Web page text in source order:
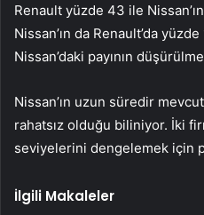
Renault yüzde 43 ile
Nissan’ın da Renault’da
Nissan’daki payının
Nissan’ın uzun süredir
rahatsız olduğu biliniyor. İki
seviyelerini dengelemek için
İlgili Makaleler